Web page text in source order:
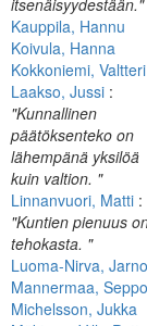
itsenäisyydestään."
Kauppila, Hannu
Koivula, Hanna
Kokkoniemi, Valtteri
Laakso, Jussi :
"Kunnallinen
päätöksenteko on
lähempänä yksilöä
kuin valtion. "
Linnanvuori, Matti :
"Kuntien pienuus
tehokasta. "
Luoma-Nirva, Jarno
Mannermaa, Seppo
Michelsson, Jukka